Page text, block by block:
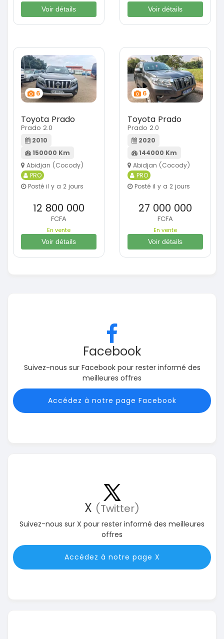
Voir détails
Voir détails
6
Toyota Prado
Prado 2.0
2010
150000 Km
Abidjan (Cocody)
PRO
Posté il y a 2 jours
12 800 000
FCFA
En vente
Voir détails
6
Toyota Prado
Prado 2.0
2020
144000 Km
Abidjan (Cocody)
PRO
Posté il y a 2 jours
27 000 000
FCFA
En vente
Voir détails
Facebook
Suivez-nous sur Facebook pour rester informé des
meilleures offres
Accédez à notre page Facebook
X (Twitter)
Suivez-nous sur X pour rester informé des meilleures
offres
Accédez à notre page X